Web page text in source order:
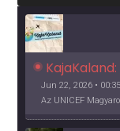
Jun 22, 2026 •